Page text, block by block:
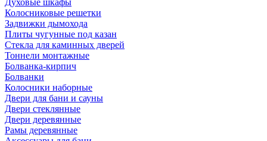
Духовые шкафы
Колосниковые решетки
Задвижки дымохода
Плиты чугунные под казан
Стекла для каминных дверей
Тоннели монтажные
Болванка-кирпич
Болванки
Колосники наборные
Двери для бани и сауны
Двери стеклянные
Двери деревянные
Рамы деревянные